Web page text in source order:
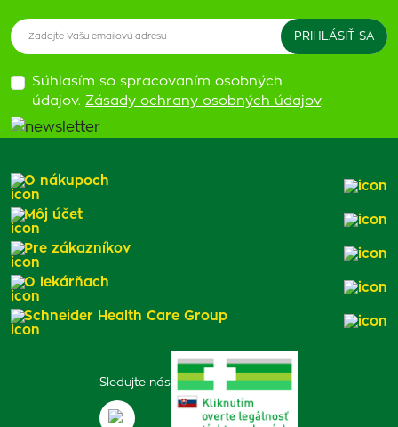
Súhlasím so spracovaním osobných
údajov. Zásady ochrany osobných údajov.
Sledujte nás
O nákupoch
Môj účet
Pre zákazníkov
O lekárňach
Schneider Health Care Group